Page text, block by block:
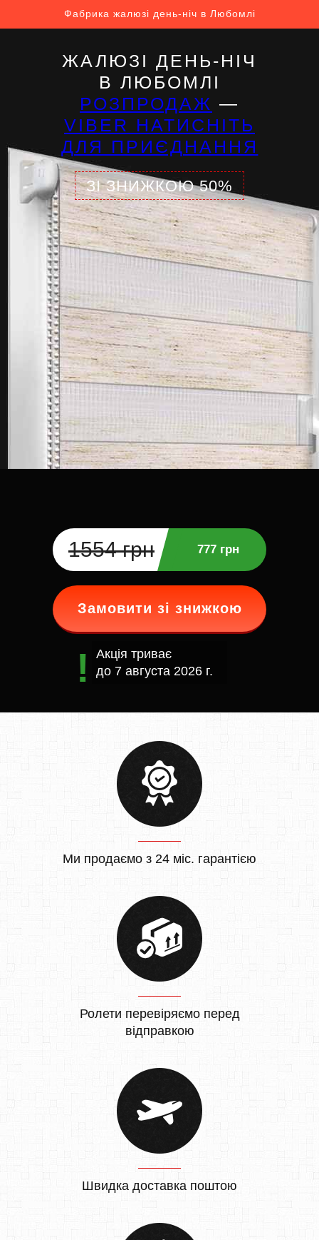
Фабрика жалюзі день-ніч в Любомлі
ЖАЛЮЗІ ДЕНЬ-НІЧ
В ЛЮБОМЛІ
РОЗПРОДАЖ —
VIBER НАТИСНІТЬ
ДЛЯ ПРИЄДНАННЯ
ЗІ ЗНИЖКОЮ 50%
1554 грн 777 грн
Замовити зі знижкою
Акція триває
до 7 августа 2026 г.
Ми продаємо з 24 міс. гарантією
Ролети перевіряємо перед
відправкою
Швидка доставка поштою